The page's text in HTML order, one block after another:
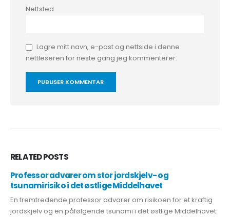
Nettsted
Lagre mitt navn, e-post og nettside i denne
nettleseren for neste gang jeg kommenterer.
RELATEDPOSTS
Professor advarer om stor jordskjelv- og
tsunamirisiko i det østlige Middelhavet
En fremtredende professor advarer om risikoen for et kraftig
jordskjelv og en påfølgende tsunami i det østlige Middelhavet.